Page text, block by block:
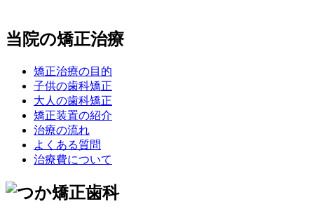
当院の矯正治療
矯正治療の目的
子供の歯科矯正
大人の歯科矯正
矯正装置の紹介
治療の流れ
よくある質問
治療費について